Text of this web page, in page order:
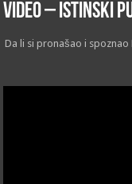
VIDEO – Istinski
Da li si pronašao i spoznao